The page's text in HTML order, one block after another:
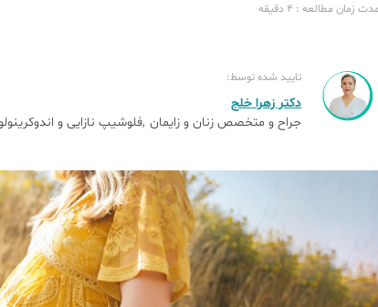
مدت زمان مطالعه: 4 دقیقه
تایید شده توسط:
دکتر زهرا خلج
جراح و متخصص زنان و زایمان فلوشیپ نازایی و